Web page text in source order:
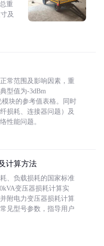
重
及
常范围及影响因素，重
型值为-3dBm
块的参考值表格。同时
损耗、连接器问题）及
性能问题。
计算方法
、负载损耗的国家标准
变压器损耗计算实
附电力变压器损耗计算
见型号参数，指导用户